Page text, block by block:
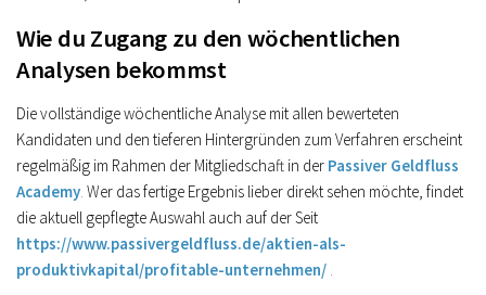
Wie du Zugang zu den wöchentlichen
Analysen bekommst
Die vollständige wöchentliche Analyse mit allen bewerteten
Kandidaten und den tieferen Hintergründen zum Verfahren erscheint
regelmäßig im Rahmen der Mitgliedschaft in der Passiver Geldfluss
Academy. Wer das fertige Ergebnis lieber direkt sehen möchte, findet
die aktuell gepflegte Auswahl auch auf der Seit
https://www.passivergeldfluss.de/aktien-als-
produktivkapital/profitable-unternehmen/ .